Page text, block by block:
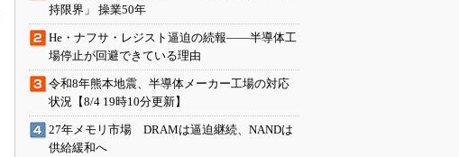
持限界」 操業50年
He・ナフサ・レジスト逼迫の続報――半導体工
場停止が回避できている理由
令和8年熊本地震、半導体メーカー工場の対応
状況【8/4 19時10分更新】
27年メモリ市場 DRAMは逼迫継続、NANDは
供給緩和へ